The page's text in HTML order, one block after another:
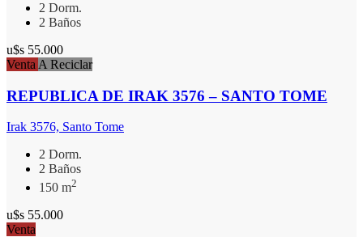
2 Dorm.
2 Baños
u$s 55.000
Venta A Reciclar
REPUBLICA DE IRAK 3576 – SANTO TOME
Irak 3576, Santo Tome
2 Dorm.
2 Baños
150 m2
u$s 55.000
Venta